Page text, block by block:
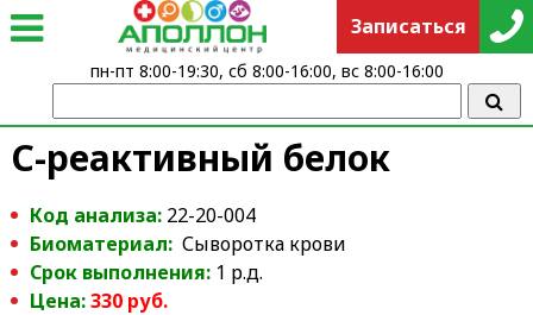
C-реактивный белок
Код анализа: 22-20-004
Биоматериал: Сыворотка крови
Срок выполнения:1 р.д.
Цена:330 руб.
Записаться
пн-пт 8:00-19:30, сб 8:00-16:00, вс 8:00-16:00